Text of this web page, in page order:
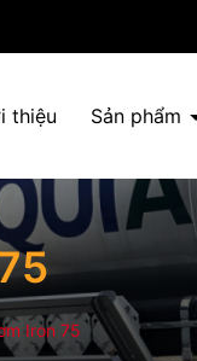
thiệu Sản phẩm
Iron 75